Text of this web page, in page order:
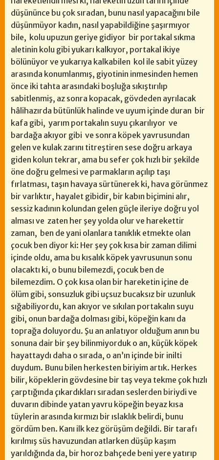
düşününce bu çok sıradan, bunu nasıl yapacağını bile
düşünmüyor kadın, nasıl yapabildiğine şaşırmıyor
bile, kolu upuzun geriye gidiyor bir portakal sıkma
aletinin kolu gibi yukarı kalkıyor, portakal ikiye
bölünüyor ve yukarıya kalkabilen kol ile sabit yüzey
arasında konumlanmış, giyotinin inmesinden hemen
önce iki tahta arasındaki boşluğa sıkıştırılıp
sabitlenmiş, az sonra kopacak, gövdeden ayrılacak
hâlihazırda bütünlük halinde ve uyum içinde duran bir
kafa gibi, yarım portakalın suyu çıkarılıyor ve
bardağa akıyor gibi ve sonra köpek yavrusundan
gelen ve kulak zarını titreştiren sese doğru arkaya
giden kolun tekrar, ama bu sefer çok hızlı bir şekilde
öne doğru gelmesi ve parmakların açılıp taşı
fırlatması, taşın havaya sürtünerek ki, hava görünmez
bir varlıktır, hayalet gibidir, bir kabın biçimini alır,
sessiz kadının kolundan gelen güçle ileriye doğru yol
alması ve zaten her şey yolda olur ve harekettir
zaman, ben de yani olanlara tanıklık etmekte olan
çocuk ben diyor ki: Her şey çok kısa bir zaman dilimi
içinde oldu, ama bu kısalık köpek yavrusunun sonu
olacaktı ki, o bunu bilemezdi, çocuk ben de
bilemezdim. O çok kısa olan bir hareketin içine de
ölüm gibi, sonsuzluk gibi uçsuz bucaksız bir uzunluk
sığabiliyordu, kan akıyor ve sıkılan portakalın suyu
gibi, onun bardağa dolması gibi, köpeğin kanı da
toprağa doluyordu. Şu an anlatıyor olduğum anın bu
sonuna dair bir şey bilinmiyorduk o an, küçük köpek
hayattaydı daha o sırada, o an’ın içinde bir inilti
duydum. Bunu bilen herkesten biriyim artık. Herkes
bilir, köpeklerin gövdesine bir taş veya tekme çok hızlı
çarptığında çıkardıkları sıradan seslerden biriydi ve
duvarın dibinde yatan yavru köpeğin beyaz kısa
tüylerin arasında kırmızı bir ıslaklık belirdi, bunu
gördüm ben. Kanı ilk kez görüşüm değildi. Bir tarafı
kırılmış süs havuzundan atlarken düşüp kaşım
yarıldığında da, bir horoz bahçede beni yere yatırıp